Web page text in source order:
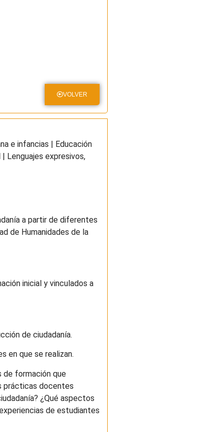
VOLVER
e infancias | Educación
Lenguajes expresivos,
a partir de diferentes
de Humanidades de la
inicial y vinculados a
de ciudadanía.
en que se realizan.
de formación que
prácticas docentes
¿Qué aspectos
de estudiantes